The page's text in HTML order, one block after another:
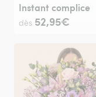
Instant complice
dès 52,95€